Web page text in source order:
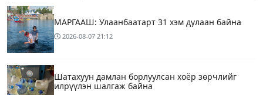
МАРГААШ: Улаанбаатарт 31 хэм дулаан байна
2026-08-07 21:12
Шатахуун дамлан борлуулсан хоёр зөрчлийг
илрүүлэн шалгаж байна